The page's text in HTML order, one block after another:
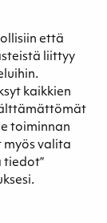
että
liittyy
kaikkien
toiminnan
valita
tiedot”